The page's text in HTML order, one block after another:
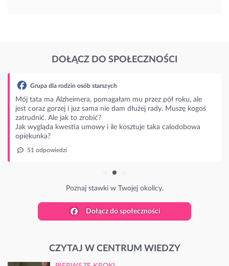
DOŁĄCZ DO SPOŁECZNOŚCI
Grupa dla rodzin osób starszych
Mój tata ma Alzheimera, pomagałam mu przez pół roku, ale
jest coraz gorzej i juz sama nie dam dłużej rady. Muszę kogoś
zatrudnić. Ale jak to zrobić?
Jak wygląda kwestia umowy i ile kosztuje taka calodobowa
opiekunka?
51 odpowiedzi
Poznaj stawki w Twojej okolicy.
Dołącz do społeczności
CZYTAJ W CENTRUM WIEDZY